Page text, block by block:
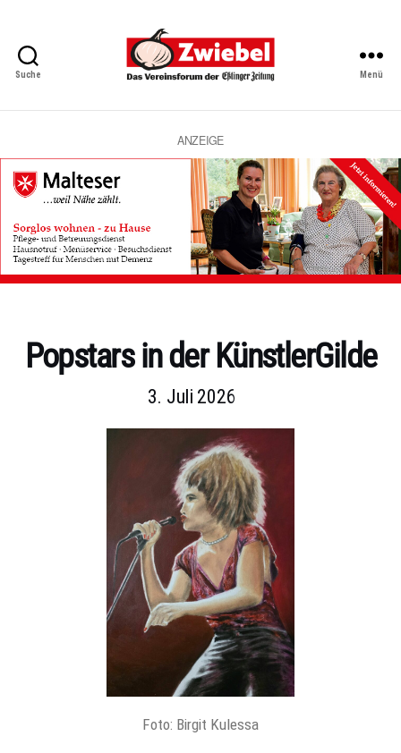
Suche
Vereinsforum
Eßlinger
Zeitung
Menü
ANZEIGE
Kategorien
Popstars in der KünstlerGilde
3. Juli 2026
Foto: Birgit Kulessa